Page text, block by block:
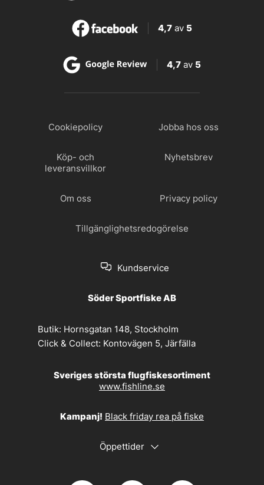
4,7 av 5
4,7 av 5
Cookiepolicy Jobba hos oss
Köp- och
leveransvillkor
Nyhetsbrev
Om oss Privacy policy
Tillgänglighetsredogörelse
Kundservice
Söder Sportfiske AB
Butik: Hornsgatan 148, Stockholm
Click & Collect: Kontovägen 5, Järfälla
Sveriges största flugfiskesortiment
www.fishline.se
Kampanj! Black friday rea på fiske
Öppettider